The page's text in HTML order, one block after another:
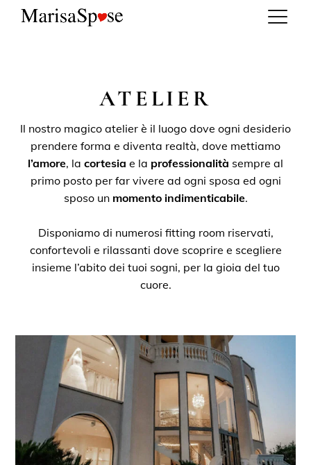
ATELIER
Il nostro magico atelier è il luogo dove ogni desiderio
prendere forma e diventa realtà, dove mettiamo
l’amore, la cortesia e la professionalità sempre al
primo posto per far vivere ad ogni sposa ed ogni
sposo un momento indimenticabile.
Disponiamo di numerosi fitting room riservati,
confortevoli e rilassanti dove scoprire e scegliere
insieme l’abito dei tuoi sogni, per la gioia del tuo
cuore.